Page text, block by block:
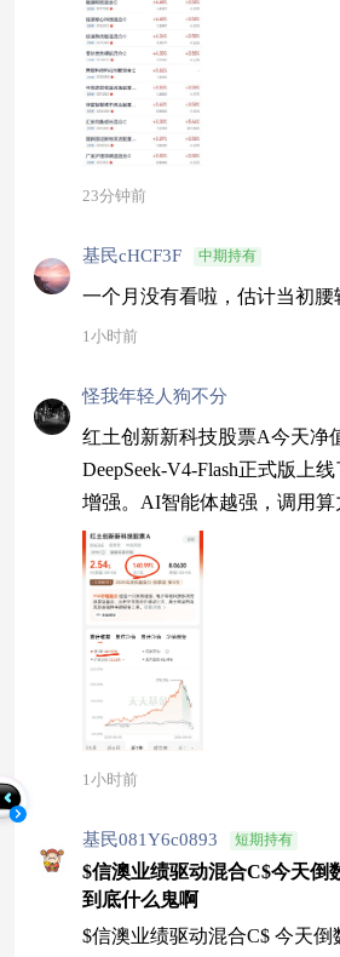
聚优智选混合C 4.34% 泰信优
23分钟前
基民cHCF3F 中期持有
一个月没有看啦，估计当初腰
1小时前
怪我年轻人狗不分
红土创新新科技股票A今天净
DeepSeek-V4-Flash正式版上
增强。AI智能体越强，调用
光模块的用量就越大。这基重
片，正好卡在AI产业链最核心
时候一直在低吸不要手续费的
C，今天终于等来持续反弹，
9%，我相信还能创新高！$红
$
1小时前
基民081Y6c0893 短期持有
$信澳业绩驱动混合C$今天倒
到底什么鬼啊
$信澳业绩驱动混合C$ 今天倒